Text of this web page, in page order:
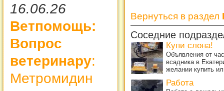
16.06.26
Ветпомощь:
Вопрос
ветеринару:
Метромидин
Вернуться в раздел
Соседние
Купи слона!
Объявления от
всадника в
желании купить
Работа